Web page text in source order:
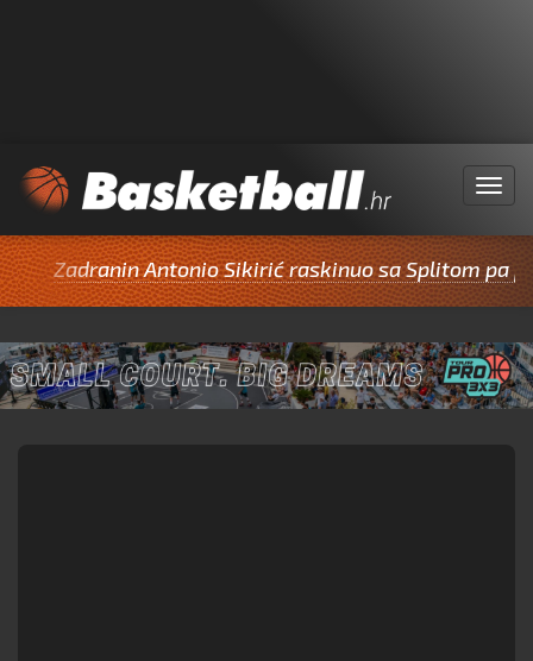
Menu
Zadranin Antonio Sikirić raskinuo sa Splitom pa